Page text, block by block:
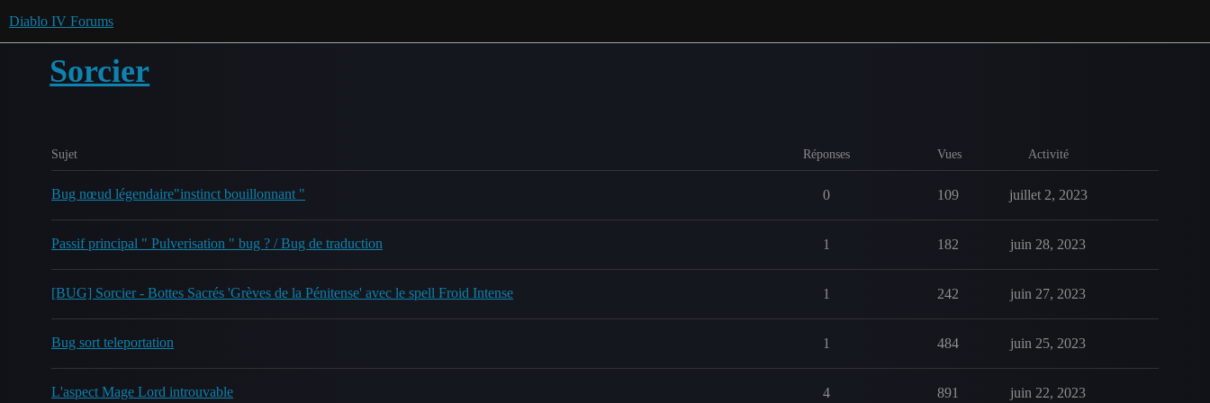
Diablo IV Forums
Sorcier
Sujet Réponses Vues Activité
Bug nœud légendaire"instinct bouillonnant " 0 109 juillet 2, 2023
Passif principal " Pulverisation " bug ? / Bug de traduction 1 182 juin 28, 2023
[BUG] Sorcier - Bottes Sacrés 'Grèves de la Pénitense' avec le spell Froid Intense 1 242 juin 27, 2023
Bug sort teleportation 1 484 juin 25, 2023
L'aspect Mage Lord introuvable 4 891 juin 22, 2023